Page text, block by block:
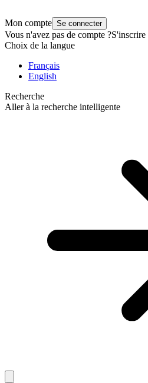
Mon compte Se connecter
Vous n'avez pas de compte ?S'inscrire
Choix de la langue
Français
English
Recherche
Aller à la recherche intelligente